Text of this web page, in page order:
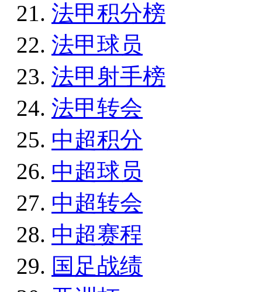
法甲积分榜
法甲球员
法甲射手榜
法甲转会
中超积分
中超球员
中超转会
中超赛程
国足战绩